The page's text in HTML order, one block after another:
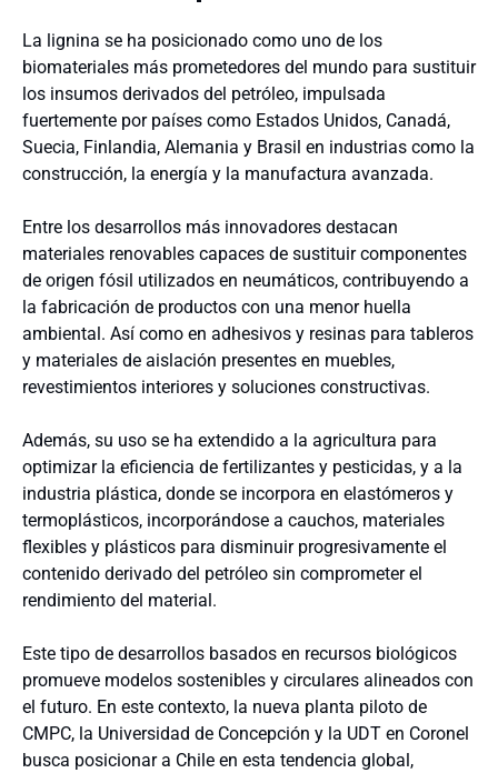
La lignina se ha posicionado como uno de los
biomateriales más prometedores del mundo para sustituir
los insumos derivados del petróleo, impulsada
fuertemente por países como Estados Unidos, Canadá,
Suecia, Finlandia, Alemania y Brasil en industrias como la
construcción, la energía y la manufactura avanzada.
Entre los desarrollos más innovadores destacan
materiales renovables capaces de sustituir componentes
de origen fósil utilizados en neumáticos, contribuyendo a
la fabricación de productos con una menor huella
ambiental. Así como en adhesivos y resinas para tableros
y materiales de aislación presentes en muebles,
revestimientos interiores y soluciones constructivas.
Además, su uso se ha extendido a la agricultura para
optimizar la eficiencia de fertilizantes y pesticidas, y a la
industria plástica, donde se incorpora en elastómeros y
termoplásticos, incorporándose a cauchos, materiales
flexibles y plásticos para disminuir progresivamente el
contenido derivado del petróleo sin comprometer el
rendimiento del material.
Este tipo de desarrollos basados en recursos biológicos
promueve modelos sostenibles y circulares alineados con
el futuro. En este contexto, la nueva planta piloto de
CMPC, la Universidad de Concepción y la UDT en Coronel
busca posicionar a Chile en esta tendencia global,